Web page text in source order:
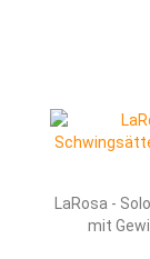
La­Ro­sa -
mit